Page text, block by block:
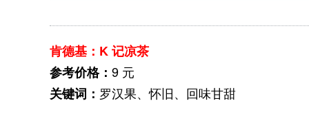
肯德基：K 记凉茶
参考价格： 9 元
关键词： 罗汉果、怀旧、回味甘甜